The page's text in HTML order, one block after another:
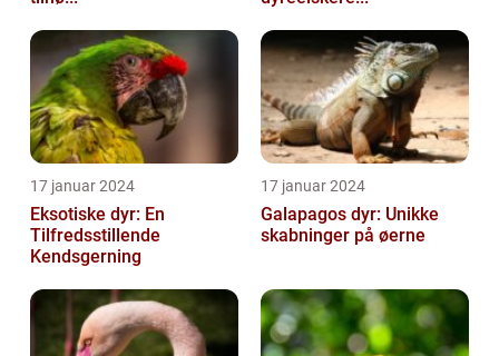
17 januar 2024
Eksotiske dyr: En
Tilfredsstillende
Kendsgerning
17 januar 2024
Galapagos dyr: Unikke
skabninger på øerne